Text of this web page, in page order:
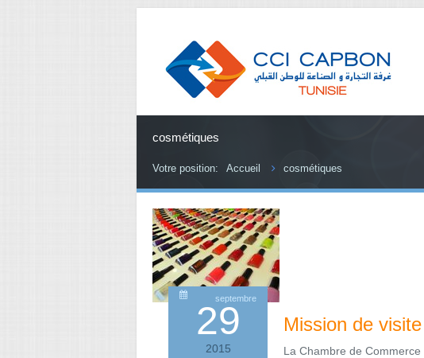
cosmétiques
Votre position: Accueil cosmétiques
29
septembre
2015
Mission de
La Chambre de